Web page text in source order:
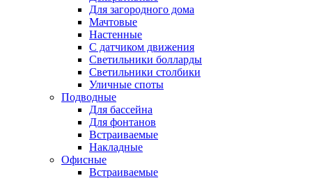
Для загородного дома
Мачтовые
Настенные
С датчиком движения
Светильники болларды
Светильники столбики
Уличные споты
Подводные
Для бассейна
Для фонтанов
Встраиваемые
Накладные
Офисные
Встраиваемые